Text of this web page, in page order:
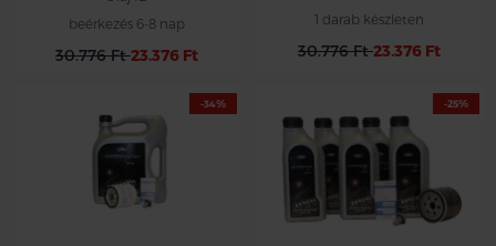
beérkezés 6-8 nap
30.776 Ft23.376 Ft
1 darab készleten
30.776 Ft23.376 Ft
-34% -25%